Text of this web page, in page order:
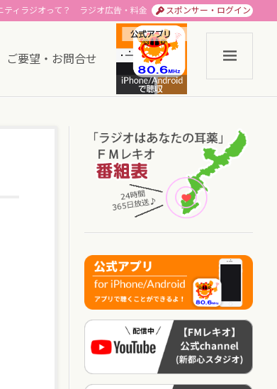
スポンサー・ログイン
ラジオ広告・料金
ティラジオって？
ご要望・お問合せ